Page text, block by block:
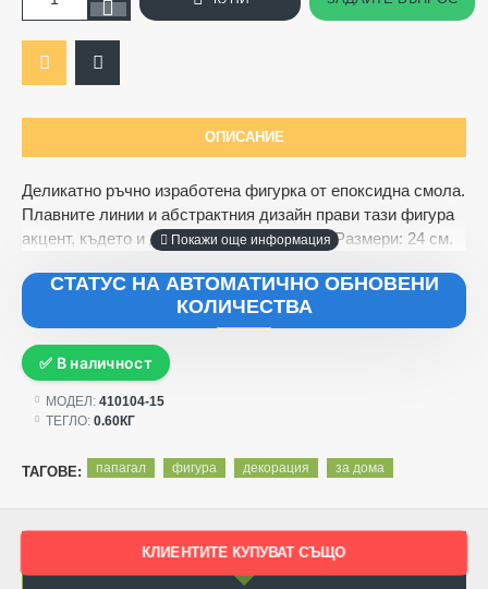
ОПИСАНИЕ
Деликатно ръчно изработена фигурка от епоксидна смола.
Плавните линии и абстрактния дизайн прави тази фигура
акцент, където и да я сложите в дома си. Размери: 24 см.
СТАТУС НА АВТОМАТИЧНО ОБНОВЕНИ
КОЛИЧЕСТВА
✅ В наличност
МОДЕЛ: 410104-15
ТЕГЛО: 0.60КГ
ТАГОВЕ: папагал фигура декорация за дома
КЛИЕНТИТЕ КУПУВАТ СЪЩО